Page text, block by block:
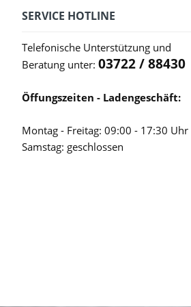
SERVICE HOTLINE
Telefonische Unterstützung und
Beratung unter: 03722 / 88430
Öffungszeiten - Ladengeschäft:
Montag - Freitag: 09:00 - 17:30 Uhr
Samstag: geschlossen